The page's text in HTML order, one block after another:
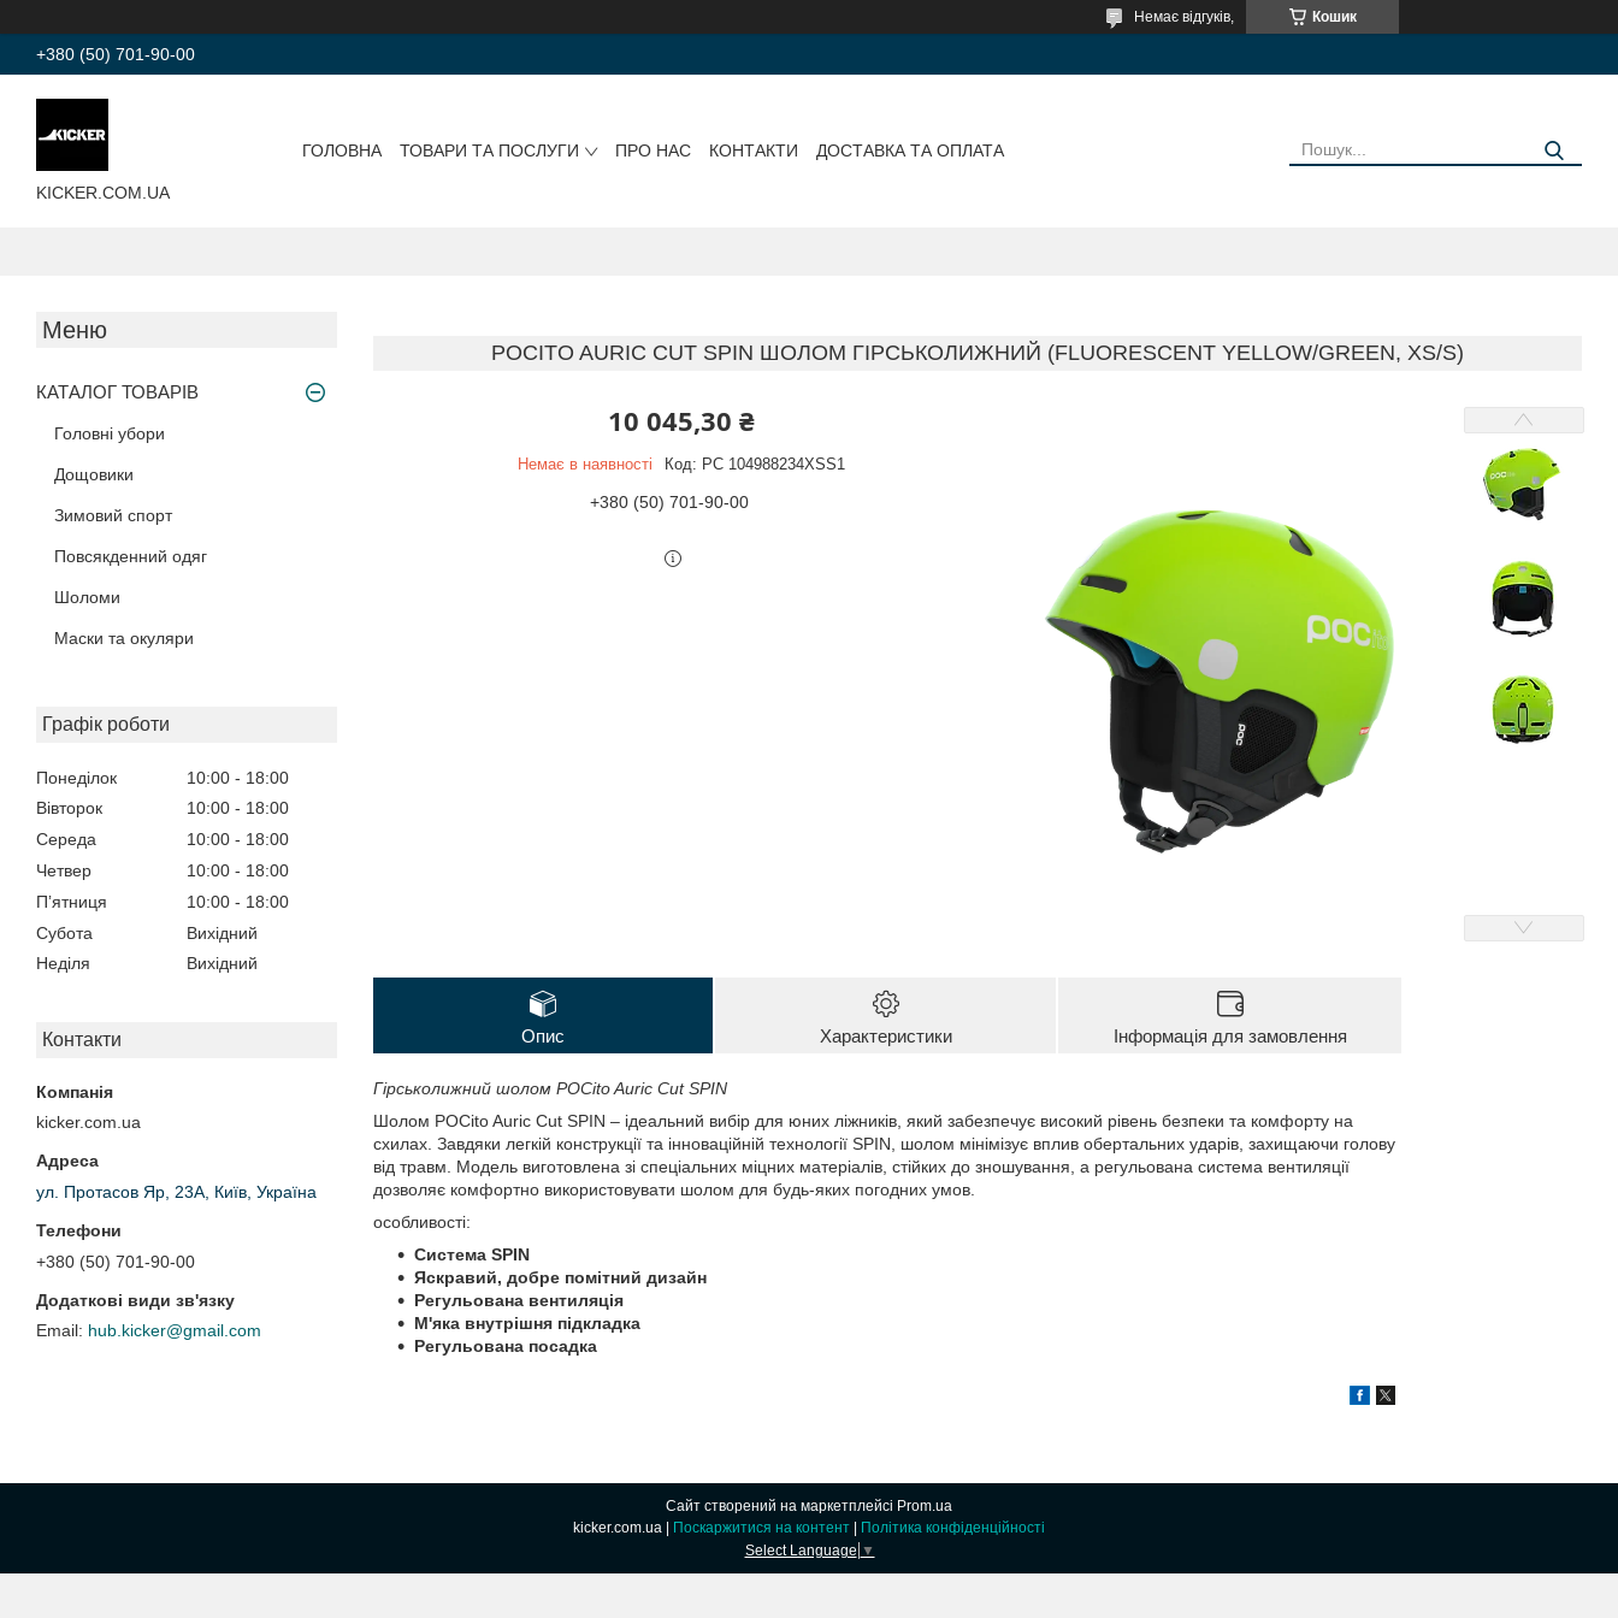
Кошик
Немає відгуків,
+380 (50) 701-90-00
KICKER.COM.UA
ГОЛОВНА ТОВАРИ ТА ПОСЛУГИ ПРО НАС КОНТАКТИ ДОСТАВКА ТА ОПЛАТА
КАТАЛОГ ТОВАРІВ
Головні убори
Дощовики
Зимовий спорт
Повсякденний одяг
Шоломи
Маски та окуляри
Графік роботи
Понеділок 10:00
18:00
Вівторок
10:00
18:00
Середа
10:00
18:00
Четвер
10:00
18:00
Пʼятниця
10:00
18:00
Субота
Вихідний
Неділя
Вихідний
Контакти
kicker.com.ua
ул. Протасов Яр, 23А, Київ, Україна
+380 (50) 701-90-00
hub.kicker@gmail.com
POCITO AURIC CUT SPIN ШОЛОМ ГІРСЬКОЛИЖНИЙ (FLUORESCENT YELLOW/GREEN, XS/S)
10 045,30 ₴
Немає в наявності Код: PC 104988234XSS1
+380 (50) 701-90-00
Опис Характеристики Інформація для замовлення
Гірськолижний шолом POCito Auric Cut SPIN
Шолом POCito Auric Cut SPIN – ідеальний вибір для юних ліжників, який забезпечує високий рівень безпеки та комфорту на
схилах. Завдяки легкій конструкції та інноваційній технології SPIN, шолом мінімізує вплив обертальних ударів, захищаючи голову
від травм. Модель виготовлена зі спеціальних міцних матеріалів, стійких до зношування, а регульована система вентиляції
дозволяє комфортно використовувати шолом для будь-яких погодних умов.
особливості:
Система SPIN
Яскравий, добре помітний дизайн
Регульована вентиляція
М'яка внутрішня підкладка
Регульована посадка
Сайт створений на маркетплейсі Prom.ua
kicker.com.ua | Поскаржитися на контент | Політика конфіденційності
Select Language ▼